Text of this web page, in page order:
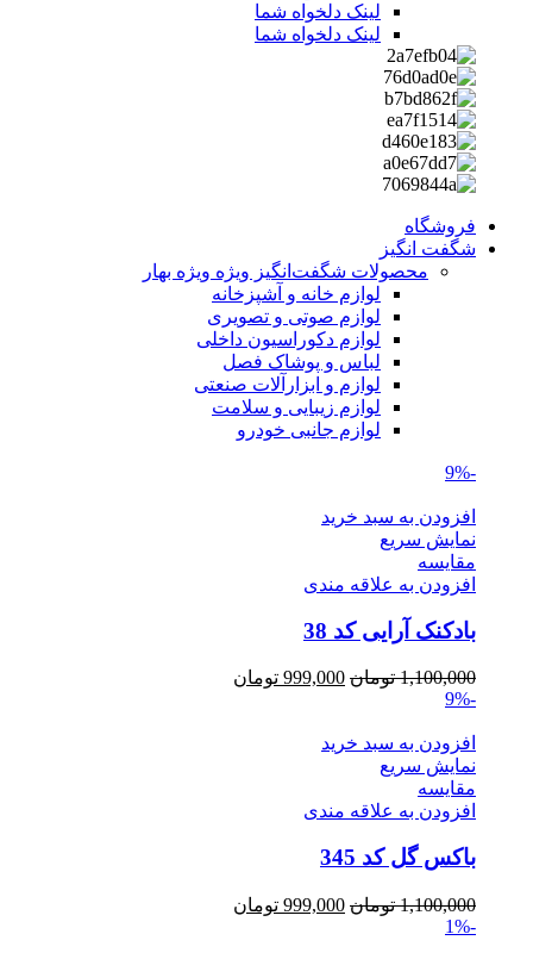
لینک دلخواه شما
لینک دلخواه شما
فروشگاه
شگفت انگیز
محصولات شگفت‌انگیز ویژه ویژه بهار
لوازم خانه و آشپزخانه
لوازم صوتی و تصویری
لوازم دکوراسیون داخلی
لباس و پوشاک فصل
لوازم و ابزارآلات صنعتی
لوازم زیبایی و سلامت
لوازم جانبی خودرو
-9%
افزودن به سبد خرید
نمایش سریع
مقايسه
افزودن به علاقه مندی
بادکنک آرایی کد 38
1,100,000 تومان Original
1,100,000 تومان.
999,000 تومان
-9%
افزودن به سبد خرید
نمایش سریع
مقايسه
افزودن به علاقه مندی
باکس گل کد 345
1,100,000 تومان Original
999,000 تومان
-1%